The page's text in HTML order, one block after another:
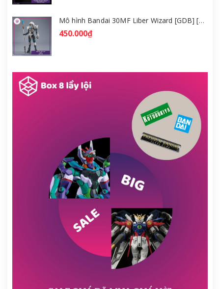
Mô hình Bandai 30MF Liber Wizard [GDB] [30MF]
450.000₫